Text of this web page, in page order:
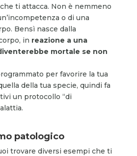
ti attacca. Non è nemmeno
o di una
Bensì nasce dalla
in reazione a una
mortale se non
per favorire la tua
della tua specie, quindi fa
un protocollo “di
patologico
trovare diversi esempi che ti